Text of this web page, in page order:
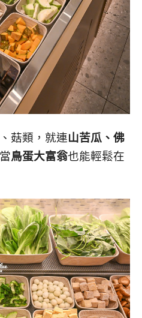
菇類，就連山苦瓜、佛
鳥蛋大富翁也能輕鬆在